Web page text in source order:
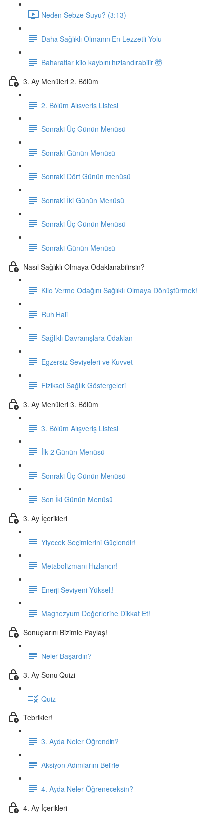
Neden Sebze Suyu? (3:13)
Daha Sağlıklı Olmanın En Lezzetli Yolu
Baharatlar kilo kaybını hızlandırabilir 🤯
3. Ay Menüleri 2. Bölüm
2. Bölüm Alışveriş Listesi
Sonraki Üç Günün Menüsü
Sonraki Günün Menüsü
Sonraki Dört Günün menüsü
Sonraki İki Günün Menüsü
Sonraki Üç Günün Menüsü
Sonraki Günün Menüsü
Nasıl Sağlıklı Olmaya Odaklanabilirsin?
Kilo Verme Odağını Sağlıklı Olmaya Dönüştürmek!
Ruh Hali
Sağlıklı Davranışlara Odaklan
Egzersiz Seviyeleri ve Kuvvet
Fiziksel Sağlık Göstergeleri
3. Ay Menüleri 3. Bölüm
3. Bölüm Alışveriş Listesi
İlk 2 Günün Menüsü
Sonraki Üç Günün Menüsü
Son İki Günün Menüsü
3. Ay İçerikleri
Yiyecek Seçimlerini Güçlendir!
Metabolizmanı Hızlandır!
Enerji Seviyeni Yükselt!
Magnezyum Değerlerine Dikkat Et!
Sonuçlarını Bizimle Paylaş!
Neler Başardın?
3. Ay Sonu Quizi
Quiz
Tebrikler!
3. Ayda Neler Öğrendin?
Aksiyon Adımlarını Belirle
4. Ayda Neler Öğreneceksin?
4. Ay İçerikleri